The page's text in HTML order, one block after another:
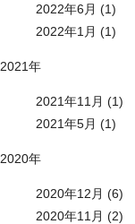
2022年6月 (1)
2022年1月 (1)
2021年
2021年11月 (1)
2021年5月 (1)
2020年
2020年12月 (6)
2020年11月 (2)